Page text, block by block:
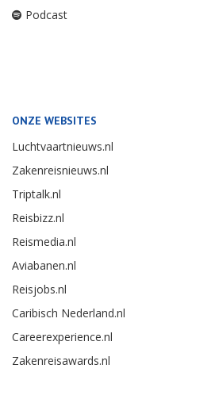
Podcast
ONZE WEBSITES
Luchtvaartnieuws.nl
Zakenreisnieuws.nl
Triptalk.nl
Reisbizz.nl
Reismedia.nl
Aviabanen.nl
Reisjobs.nl
Caribisch Nederland.nl
Careerexperience.nl
Zakenreisawards.nl